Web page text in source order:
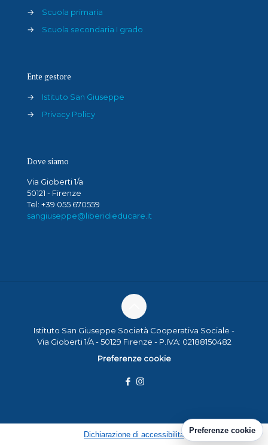
→
Scuola primaria
→
Scuola secondaria I grado
Ente gestore
→
Istituto San Giuseppe
→
Privacy Policy
Dove siamo
Via Gioberti 1/a
50121 - Firenze
Tel: +39 055 670559
sangiuseppe@liberidieducare.it
Istituto San Giuseppe Società Cooperativa Sociale -
Via Gioberti 1/A - 50129 Firenze - P.IVA: 02188150482
Preferenze cookie
Dichiarazione di accessibilita Preferenze cookie